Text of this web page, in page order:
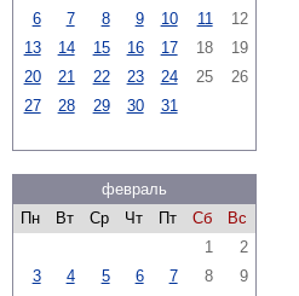
6
7 8 9 10 11
12
13
14 15 16 17 18
19
20
21 22 23 24 25
26
27
28 29 30 31
февраль
Пн
Вт Ср Чт Пт Сб
Вс
1
2
3
4 5 6 7 8
9